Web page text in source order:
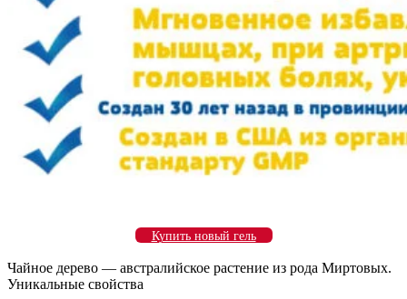
Купить новый гель
Чайное дерево — австралийское растение из рода Миртовых.
Уникальные свойства